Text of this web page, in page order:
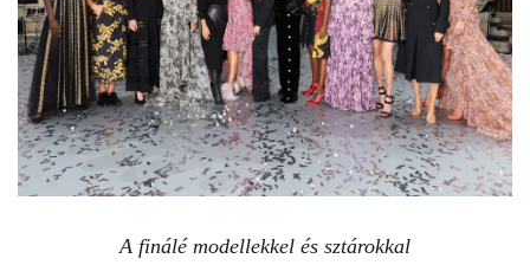
A finálé modellekkel és sztárokkal